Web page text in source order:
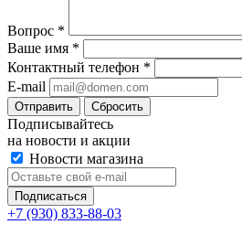
Вопрос *
Ваше имя *
Контактный телефон *
E-mail
Сбросить
Подписывайтесь
на новости и акции
Новости магазина
+7 (930) 833-88-03